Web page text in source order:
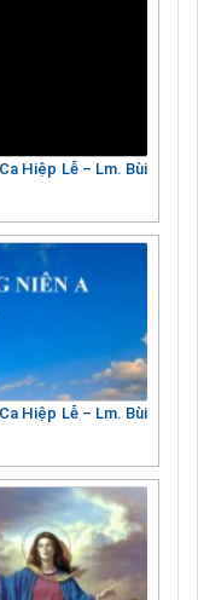
Hiệp Lễ – Lm. Bùi
Hiệp Lễ – Lm. Bùi